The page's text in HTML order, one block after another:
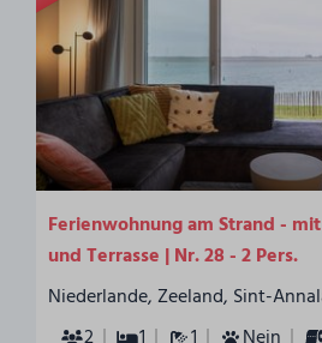
Ferienwohnung am Strand -
und Terrasse | Nr. 28 - 2 Pers.
Niederlande, Zeeland, Sint-